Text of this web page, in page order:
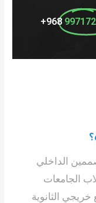
968+
الداخلي
الجامعات
خريجي الثانوية